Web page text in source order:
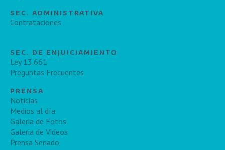
SEC. ADMINISTRATIVA
Contrataciones
SEC. DE ENJUICIAMIENTO
Ley 13.661
Preguntas Frecuentes
PRENSA
Noticias
Medios al día
Galeria de Fotos
Galeria de Videos
Prensa Senado